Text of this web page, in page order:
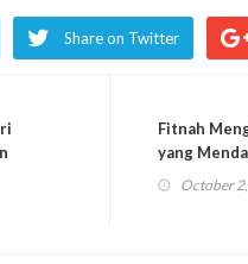
Share on Twitter
Fitnah
yang
Penguasa
October